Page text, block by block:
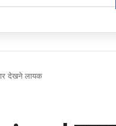
देखने लायक